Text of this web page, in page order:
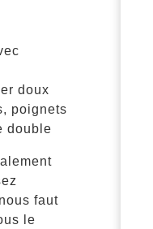
doux
poignets
double
faut
le